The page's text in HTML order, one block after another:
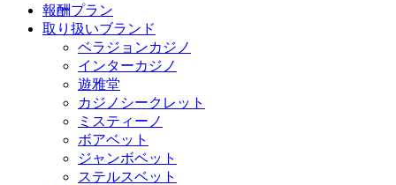
報酬プラン
取り扱いブランド
ベラジョンカジノ
インターカジノ
遊雅堂
カジノシークレット
ミスティーノ
ボアベット
ジャンボベット
ステルスベット